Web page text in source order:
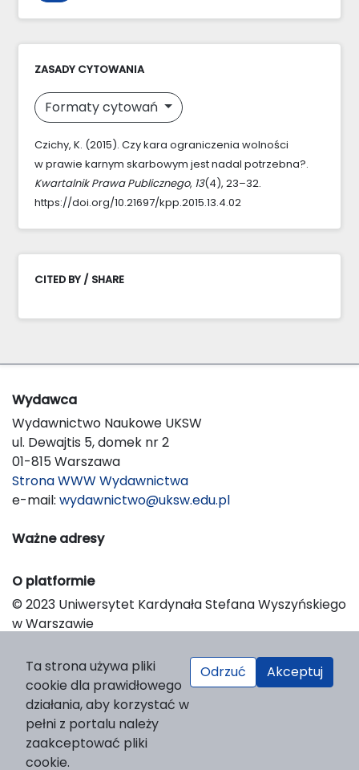
ZASADY CYTOWANIA
Formaty cytowań
Czichy, K. (2015). Czy kara ograniczenia wolności
w prawie karnym skarbowym jest nadal potrzebna?.
Kwartalnik Prawa Publicznego, 13(4), 23–32.
https://doi.org/10.21697/kpp.2015.13.4.02
CITED BY / SHARE
Wydawca
Wydawnictwo Naukowe UKSW
ul. Dewajtis 5, domek nr 2
01-815 Warszawa
Strona WWW Wydawnictwa
e-mail: wydawnictwo@uksw.edu.pl
Ważne adresy
O platformie
© 2023 Uniwersytet Kardynała Stefana Wyszyńskiego
w Warszawie
Platform & Workflow by OJS/PKP
Ta strona używa pliki
cookie dla prawidłowego
działania, aby korzystać w
pełni z portalu należy
zaakceptować pliki
cookie.
Odrzuć Akceptuj